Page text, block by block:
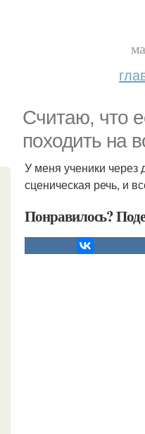
Считаю, что
походить на
У меня ученики через
сценическая речь, и
Понравилось?